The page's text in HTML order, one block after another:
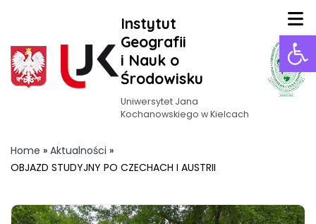
Instytut
Geografii
i Nauk o
Środowisku
Uniwersytet Jana
Kochanowskiego w Kielcach
Home » Aktualności »
OBJAZD STUDYJNY PO CZECHACH I AUSTRII